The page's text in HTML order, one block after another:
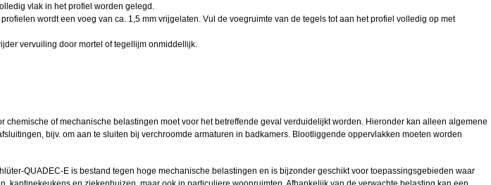
vlak in het profiel worden gelegd.
wordt een voeg van ca. 1,5 mm vrijgelaten. Vul de voegruimte van de tegels tot aan het profiel volledig op met
vervuiling door mortel of tegellijm onmiddellijk.
of mechanische belastingen moet voor het betreffende geval verduidelijkt worden. Hieronder kan alleen algemene
bijv. om aan te sluiten bij verchroomde armaturen in badkamers. Blootliggende oppervlakken moeten worden
QUADEC-E is bestand tegen hoge mechanische belastingen en is bijzonder geschikt voor toepassingsgebieden waar